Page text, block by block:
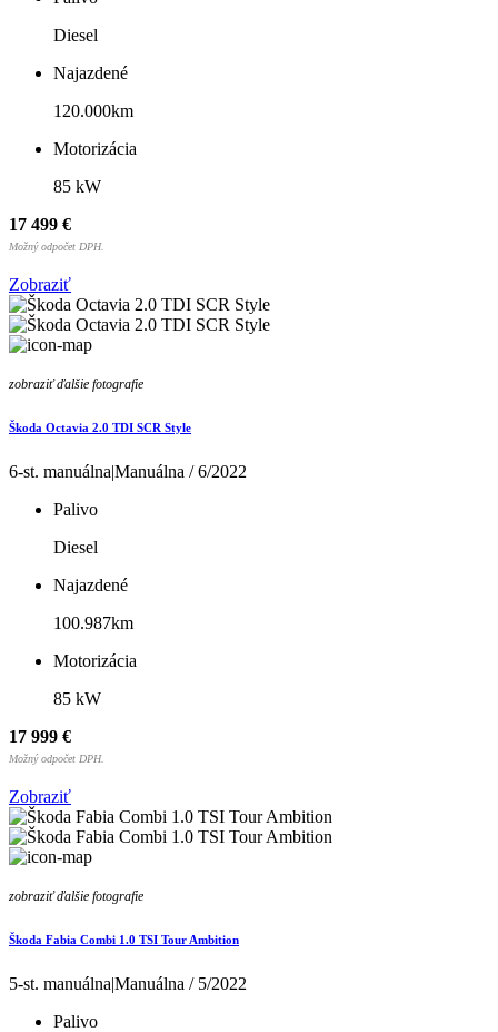
Diesel
Najazdené
120.000km
Motorizácia
85 kW
17 499 €
Možný odpočet DPH.
Zobraziť
zobraziť ďalšie fotografie
Škoda Octavia 2.0 TDI SCR Style
6-st. manuálna|Manuálna / 6/2022
Palivo
Diesel
Najazdené
100.987km
Motorizácia
85 kW
17 999 €
Možný odpočet DPH.
Zobraziť
zobraziť ďalšie fotografie
Škoda Fabia Combi 1.0 TSI Tour Ambition
5-st. manuálna|Manuálna / 5/2022
Palivo